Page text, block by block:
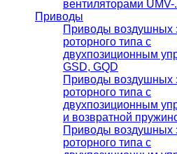
вентиляторами UMV-
Приводы
Приводы воздушных
роторного типа с
двухпозиционным
GSD, GQD
Приводы воздушных
роторного типа с
двухпозиционным
и возвратной
Приводы воздушных
роторного типа с